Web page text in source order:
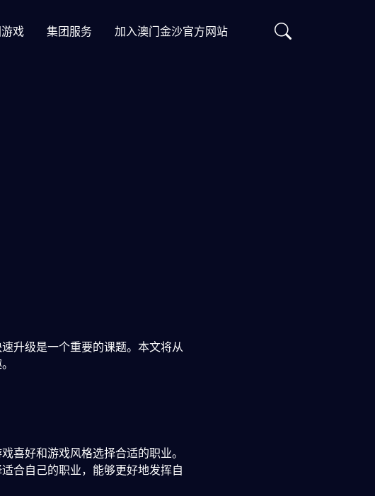
戏 集团服务 加入澳门金沙官方网站
升级是一个重要的课题。本文将从
喜好和游戏风格选择合适的职业。
合自己的职业，能够更好地发挥自